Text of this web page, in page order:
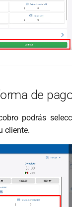
de
podrás
cliente.